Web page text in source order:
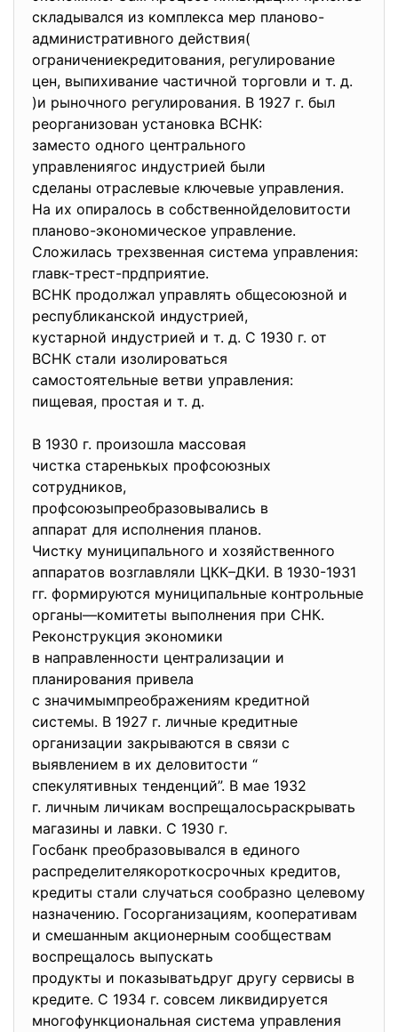
складывался из комплекса мер планово-
административного действия(
ограничениекредитования, регулирование
цен, выпихивание частичной торговли и т. д.
)и рыночного регулирования. В 1927 г. был
реорганизован установка ВСНК:
заместо одного центрального
управлениягос индустрией были
сделаны отраслевые ключевые управления.
На их опиралось в собственнойделовитости
планово-экономическое управление.
Сложилась трехзвенная система управления:
главк-трест-прдприятие.
ВСНК продолжал управлять общесоюзной и
республиканской индустрией,
кустарной индустрией и т. д. С 1930 г. от
ВСНК стали изолироваться
самостоятельные ветви управления:
пищевая, простая и т. д.
В 1930 г. произошла массовая
чистка старенькых профсоюзных
сотрудников,
профсоюзыпреобразовывались в
аппарат для исполнения планов.
Чистку муниципального и хозяйственного
аппаратов возглавляли ЦКК–ДКИ. В 1930-1931
гг. формируются муниципальные контрольные
органы—комитеты выполнения при СНК.
Реконструкция экономики
в направленности централизации и
планирования привела
с значимымпреображениям кредитной
системы. В 1927 г. личные кредитные
организации закрываются в связи с
выявлением в их деловитости “
спекулятивных тенденций”. В мае 1932
г. личным личикам воспрещалосьраскрывать
магазины и лавки. С 1930 г.
Госбанк преобразовывался в единого
распределителякороткосрочных кредитов,
кредиты стали случаться сообразно целевому
назначению. Госорганизациям, кооперативам
и смешанным акционерным сообществам
воспрещалось выпускать
продукты и показыватьдруг другу сервисы в
кредите. С 1934 г. совсем ликвидируется
многофункциональная система управления